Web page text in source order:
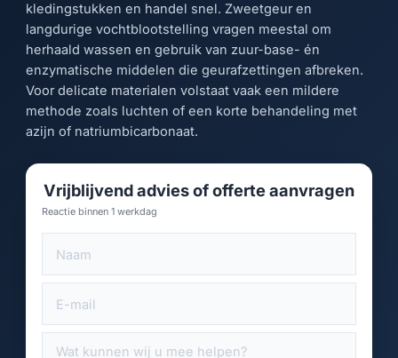
kledingstukken en handel snel. Zweetgeur en
langdurige vochtblootstelling vragen meestal om
herhaald wassen en gebruik van zuur-base- én
enzymatische middelen die geurafzettingen afbreken.
Voor delicate materialen volstaat vaak een mildere
methode zoals luchten of een korte behandeling met
azijn of natriumbicarbonaat.
Vrijblijvend advies of offerte aanvragen
Reactie binnen 1 werkdag